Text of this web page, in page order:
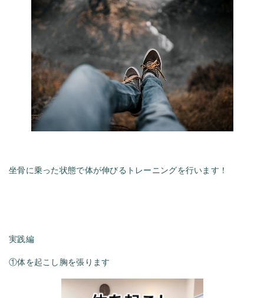
坐骨に乗った状態で体が伸びるトレーニングを行います！
実践編
①体を起こし胸を張ります